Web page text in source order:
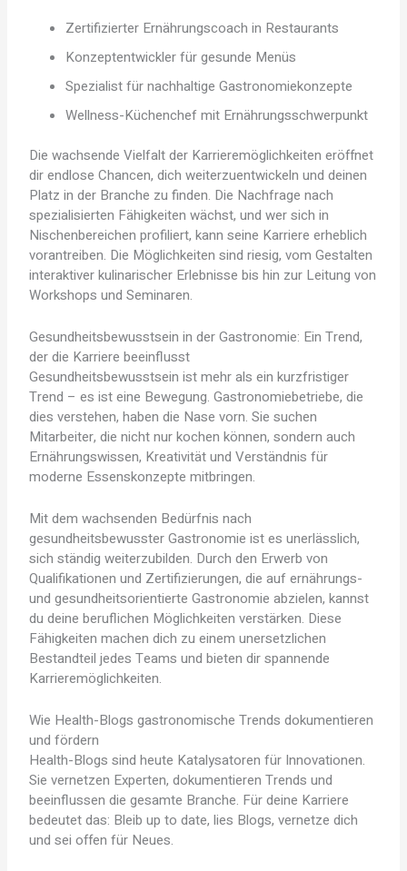
Zertifizierter Ernährungscoach in Restaurants
Konzeptentwickler für gesunde Menüs
Spezialist für nachhaltige Gastronomiekonzepte
Wellness-Küchenchef mit Ernährungsschwerpunkt
Die wachsende Vielfalt der Karrieremöglichkeiten eröffnet
dir endlose Chancen, dich weiterzuentwickeln und deinen
Platz in der Branche zu finden. Die Nachfrage nach
spezialisierten Fähigkeiten wächst, und wer sich in
Nischenbereichen profiliert, kann seine Karriere erheblich
vorantreiben. Die Möglichkeiten sind riesig, vom Gestalten
interaktiver kulinarischer Erlebnisse bis hin zur Leitung von
Workshops und Seminaren.
Gesundheitsbewusstsein in der Gastronomie: Ein Trend,
der die Karriere beeinflusst
Gesundheitsbewusstsein ist mehr als ein kurzfristiger
Trend – es ist eine Bewegung. Gastronomiebetriebe, die
dies verstehen, haben die Nase vorn. Sie suchen
Mitarbeiter, die nicht nur kochen können, sondern auch
Ernährungswissen, Kreativität und Verständnis für
moderne Essenskonzepte mitbringen.
Mit dem wachsenden Bedürfnis nach
gesundheitsbewusster Gastronomie ist es unerlässlich,
sich ständig weiterzubilden. Durch den Erwerb von
Qualifikationen und Zertifizierungen, die auf ernährungs-
und gesundheitsorientierte Gastronomie abzielen, kannst
du deine beruflichen Möglichkeiten verstärken. Diese
Fähigkeiten machen dich zu einem unersetzlichen
Bestandteil jedes Teams und bieten dir spannende
Karrieremöglichkeiten.
Wie Health-Blogs gastronomische Trends dokumentieren
und fördern
Health-Blogs sind heute Katalysatoren für Innovationen.
Sie vernetzen Experten, dokumentieren Trends und
beeinflussen die gesamte Branche. Für deine Karriere
bedeutet das: Bleib up to date, lies Blogs, vernetze dich
und sei offen für Neues.